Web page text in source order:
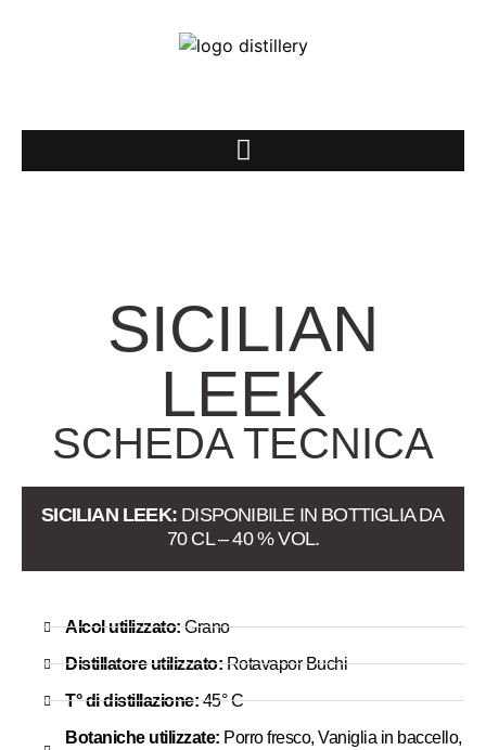
SICILIAN
LEEK
SCHEDA TECNICA
SICILIAN LEEK: DISPONIBILE IN BOTTIGLIA DA
70 CL – 40 % VOL.
Alcol utilizzato:Grano
Distillatore utilizzato:Rotavapor Buchi
T° di distillazione:45° C
Botaniche utilizzate: Porro fresco, Vaniglia in baccello,